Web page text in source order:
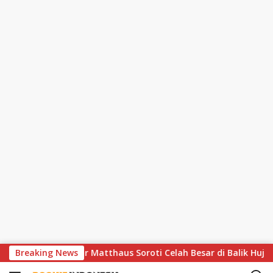
k
Breaking News
Dramatis, Lothar Matthaus Soroti Celah Besar di Balik Hujan